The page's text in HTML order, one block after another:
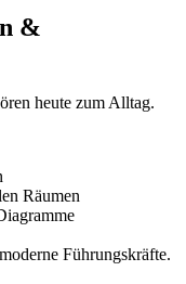
&
heute zum Alltag.
Räumen
Führungskräfte.